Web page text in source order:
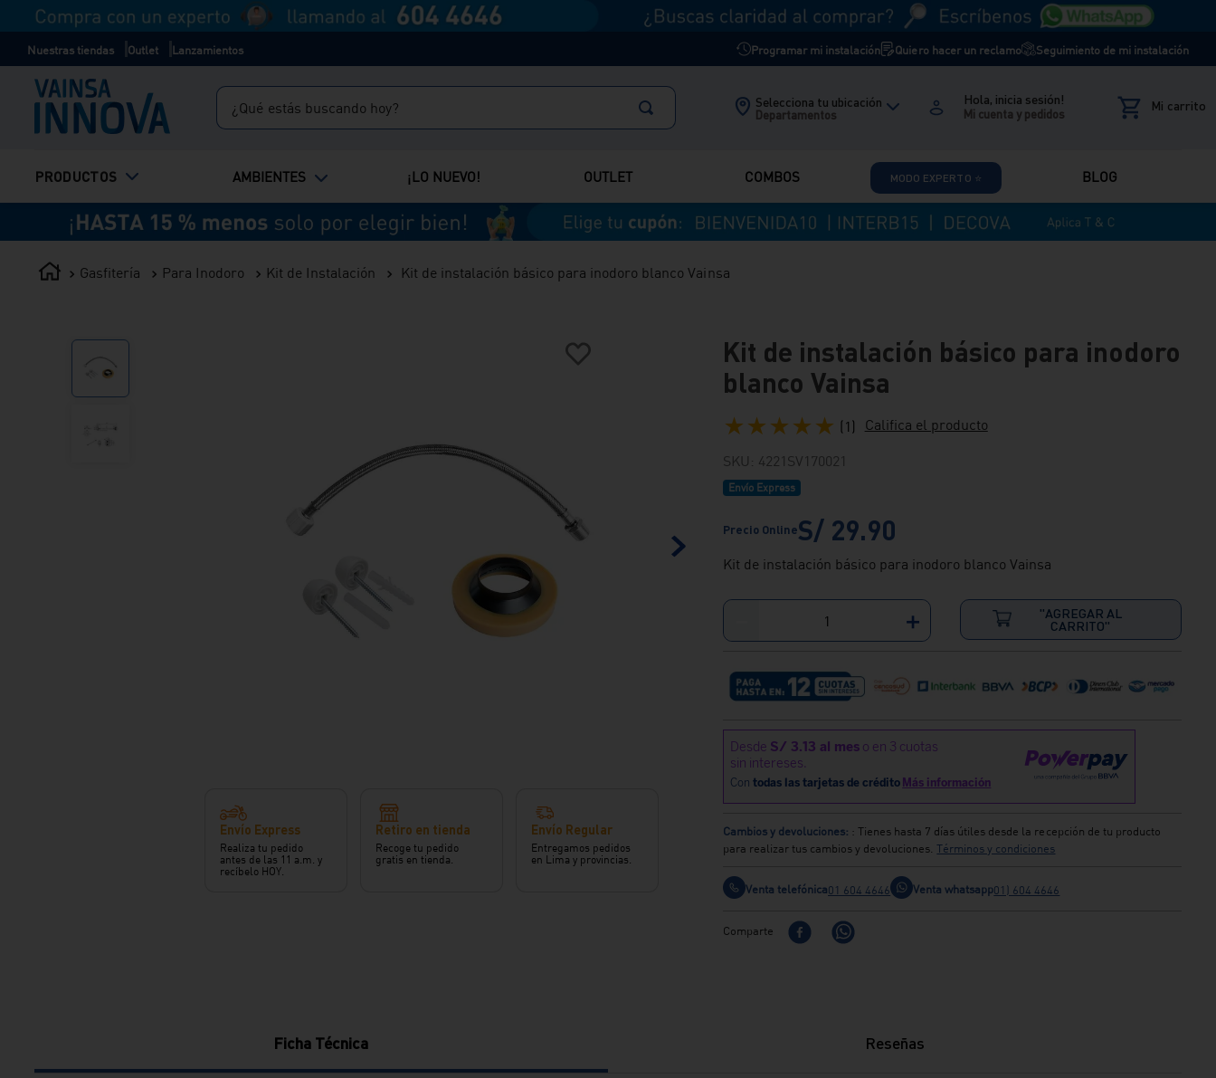
Nuestras tiendas Outlet Lanzamientos Programar mi instalación Quiero hacer un reclamo Seguimiento de mi instalación
¿Qué estás buscando hoy? Selecciona tu ubicación
Departamentos
Hola, inicia sesión!
PRODUCTOS AMBIENTES ¡LO NUEVO! OUTLET COMBOS MODO EXPERTO ⭐ BLOG
Gasfitería Para Inodoro Kit de Instalación Kit de instalación básico para inodoro blanco Vainsa
Envío Express
Realiza tu pedido
antes de las 11 a.m. y
recíbelo HOY.
Retiro en tienda
Recoge tu pedido
gratis en tienda.
Envío Regular
Entregamos pedidos
en Lima y provincias.
Kit de instalación básico para inodoro
blanco Vainsa
★★★★★ ( 1 )
Califica el producto
SKU : 4221SV170021
Envío Express
S/ 29.90
Kit de instalación básico para inodoro blanco Vainsa
＋ "AGREGAR AL
CARRITO"
Cambios y devoluciones: : Tienes hasta 7 días útiles desde la recepción de tu producto
para realizar tus cambios y devoluciones.Términos y condiciones
Venta telefónica01 604 4646 Venta whatsapp01) 604 4646
Comparte
Ficha Técnica Reseñas
ducha
bali